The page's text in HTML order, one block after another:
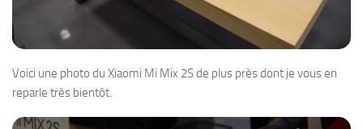
Voici une photo du Xiaomi Mi Mix 2S de plus près dont je vous en
reparle très bientôt.